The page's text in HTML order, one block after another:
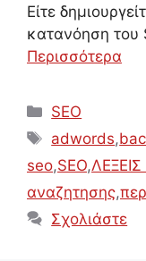
Είτε
κατανόηση του
Περισσότερα
Κατηγορίες
SEO
Ετικέτες
adwords,
seo,SEO,ΛΕΞΕΙΣ
αναζητησης,
Σχολιάστε